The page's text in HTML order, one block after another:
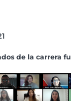
de la carrera